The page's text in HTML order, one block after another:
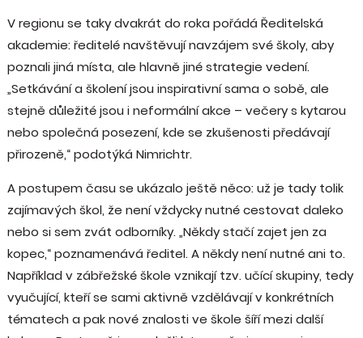
V regionu se taky dvakrát do roka pořádá Ředitelská
akademie: ředitelé navštěvují navzájem své školy, aby
poznali jiná místa, ale hlavně jiné strategie vedení.
„Setkávání a školení jsou inspirativní sama o sobě, ale
stejně důležité jsou i neformální akce – večery s kytarou
nebo společná posezení, kde se zkušenosti předávají
přirozeně,“ podotýká Nimrichtr.
A postupem času se ukázalo ještě něco: už je tady tolik
zajímavých škol, že není vždycky nutné cestovat daleko
nebo si sem zvát odborníky. „Někdy stačí zajet jen za
kopec,“ poznamenává ředitel. A někdy není nutné ani to.
Například v zábřežské škole vznikají tzv. učící skupiny, tedy
vyučující, kteří se sami aktivně vzdělávají v konkrétních
tématech a pak nové znalosti ve škole šíří mezi další